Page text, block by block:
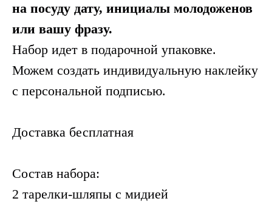
на посуду дату, инициалы молодоженов
или вашу фразу.
Набор идет в подарочной упаковке.
Можем создать индивидуальную наклейку
с персональной подписью.
Доставка бесплатная
Состав набора:
2 тарелки-шляпы с мидией